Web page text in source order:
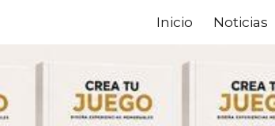
Inicio Noticias